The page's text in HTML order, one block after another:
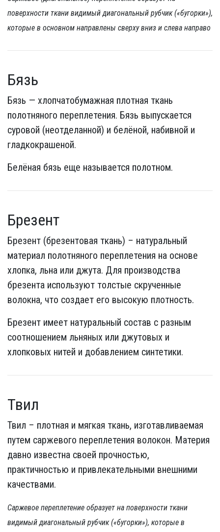
поверхности ткани видимый диагональный рубчик («бугорки»),
которые в основном направлены сверху вниз и слева направо
Бязь
Бязь — хлопчатобумажная плотная ткань
полотняного переплетения. Бязь выпускается
суровой (неотделанной) и белёной, набивной и
гладкокрашеной.
Белёная бязь еще называется полотном.
Брезент
Брезент (брезентовая ткань) – натуральный
материал полотняного переплетения на основе
хлопка, льна или джута. Для производства
брезента используют толстые скрученные
волокна, что создает его высокую плотность.
Брезент имеет натуральный состав с разным
соотношением льняных или джутовых и
хлопковых нитей и добавлением синтетики.
Твил
Твил – плотная и мягкая ткань, изготавливаемая
путем саржевого переплетения волокон. Материя
давно известна своей прочностью,
практичностью и привлекательными внешними
качествами.
Саржевое переплетение образует на поверхности ткани
видимый диагональный рубчик («бугорки»), которые в